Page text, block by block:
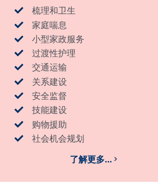
梳理和卫生
家庭喘息
小型家政服务
过渡性护理
交通运输
关系建设
安全监督
技能建设
购物援助
社会机会规划
了解更多...